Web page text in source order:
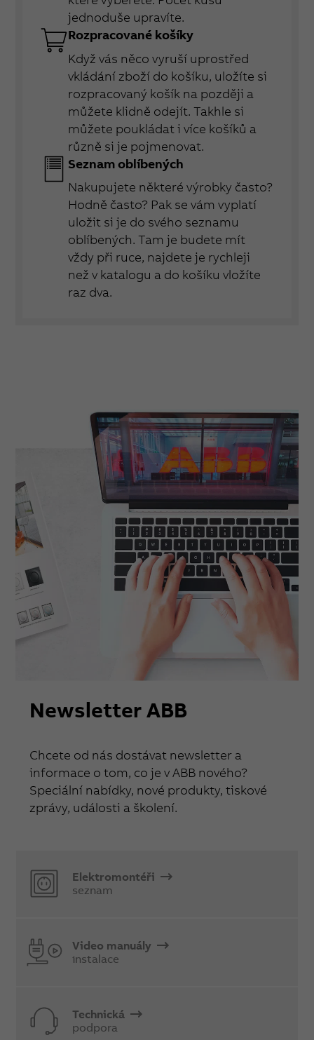
jednoduše upravíte.
Rozpracované košíky
Když vás něco vyruší uprostřed
vkládání zboží do košíku, uložíte si
rozpracovaný košík na později a
můžete klidně odejít. Takhle si
můžete poukládat i více košíků a
různě si je pojmenovat.
Seznam oblíbených
Nakupujete některé výrobky často?
Hodně často? Pak se vám vyplatí
uložit si je do svého seznamu
oblíbených. Tam je budete mít
vždy při ruce, najdete je rychleji
než v katalogu a do košíku vložíte
raz dva.
Newsletter ABB
Chcete od nás dostávat newsletter a
informace o tom, co je v ABB nového?
Speciální nabídky, nové produkty, tiskové
zprávy, události a školení.
Elektromontéři
seznam
Video manuály
instalace
Technická
podpora